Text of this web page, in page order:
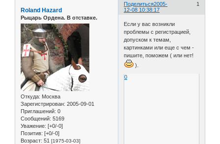
Поделиться 1
2005-
12-08 10:38:17
Roland Hazard
Рыцарь Ордена. В отставке.
Откуда: Москва
Зарегистрирован: 2005-09-01
Приглашений: 0
Сообщений: 5169
Уважение: [+0/-0]
Позитив: [+0/-0]
Возраст: 51 [1975-03-03]
Если у вас возникли
проблемы с регистрацией,
допуском к темам,
картинками или еще с чем -
пишите, поможем ( или нет!
).
0